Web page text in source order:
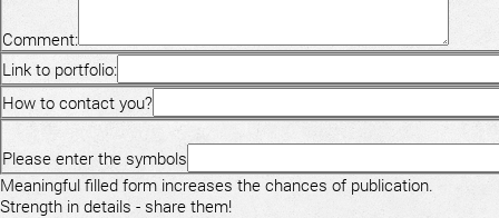
Comment:
Link to portfolio:
How to contact you?
Please enter the symbols
Meaningful filled form increases the chances of publication.
Strength in details - share them!